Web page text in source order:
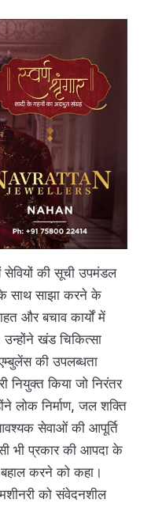
सेवियों की सूची उपमंडल
के साथ साझा करने के
और बचाव कार्यों में
खंड चिकित्सा
की उपलब्धता
नियुक्त किया जो निरंतर
लोक निर्माण, जल शक्ति
सेवाओं की आपूर्ति
भी प्रकार की आपदा के
करने को कहा।
को संवेदनशील